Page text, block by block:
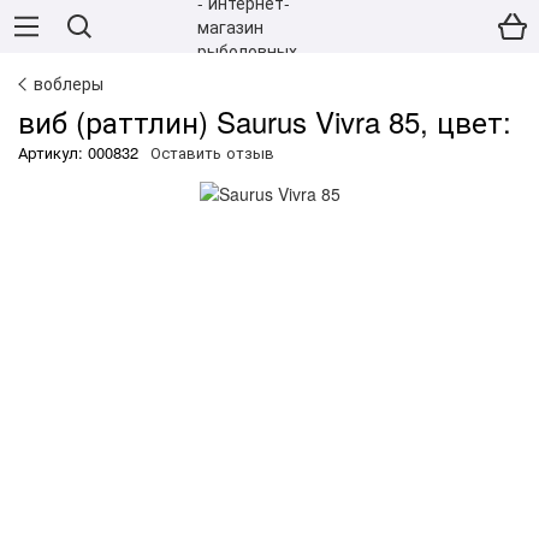
воблеры
виб (раттлин) Saurus Vivra 85, цвет:
Артикул: 000832 Оставить отзыв